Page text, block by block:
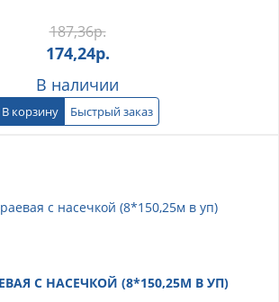
187,36р.
174,24р.
В наличии
В корзину Быстрый заказ
С НАСЕЧКОЙ (8*150,25М В УП)